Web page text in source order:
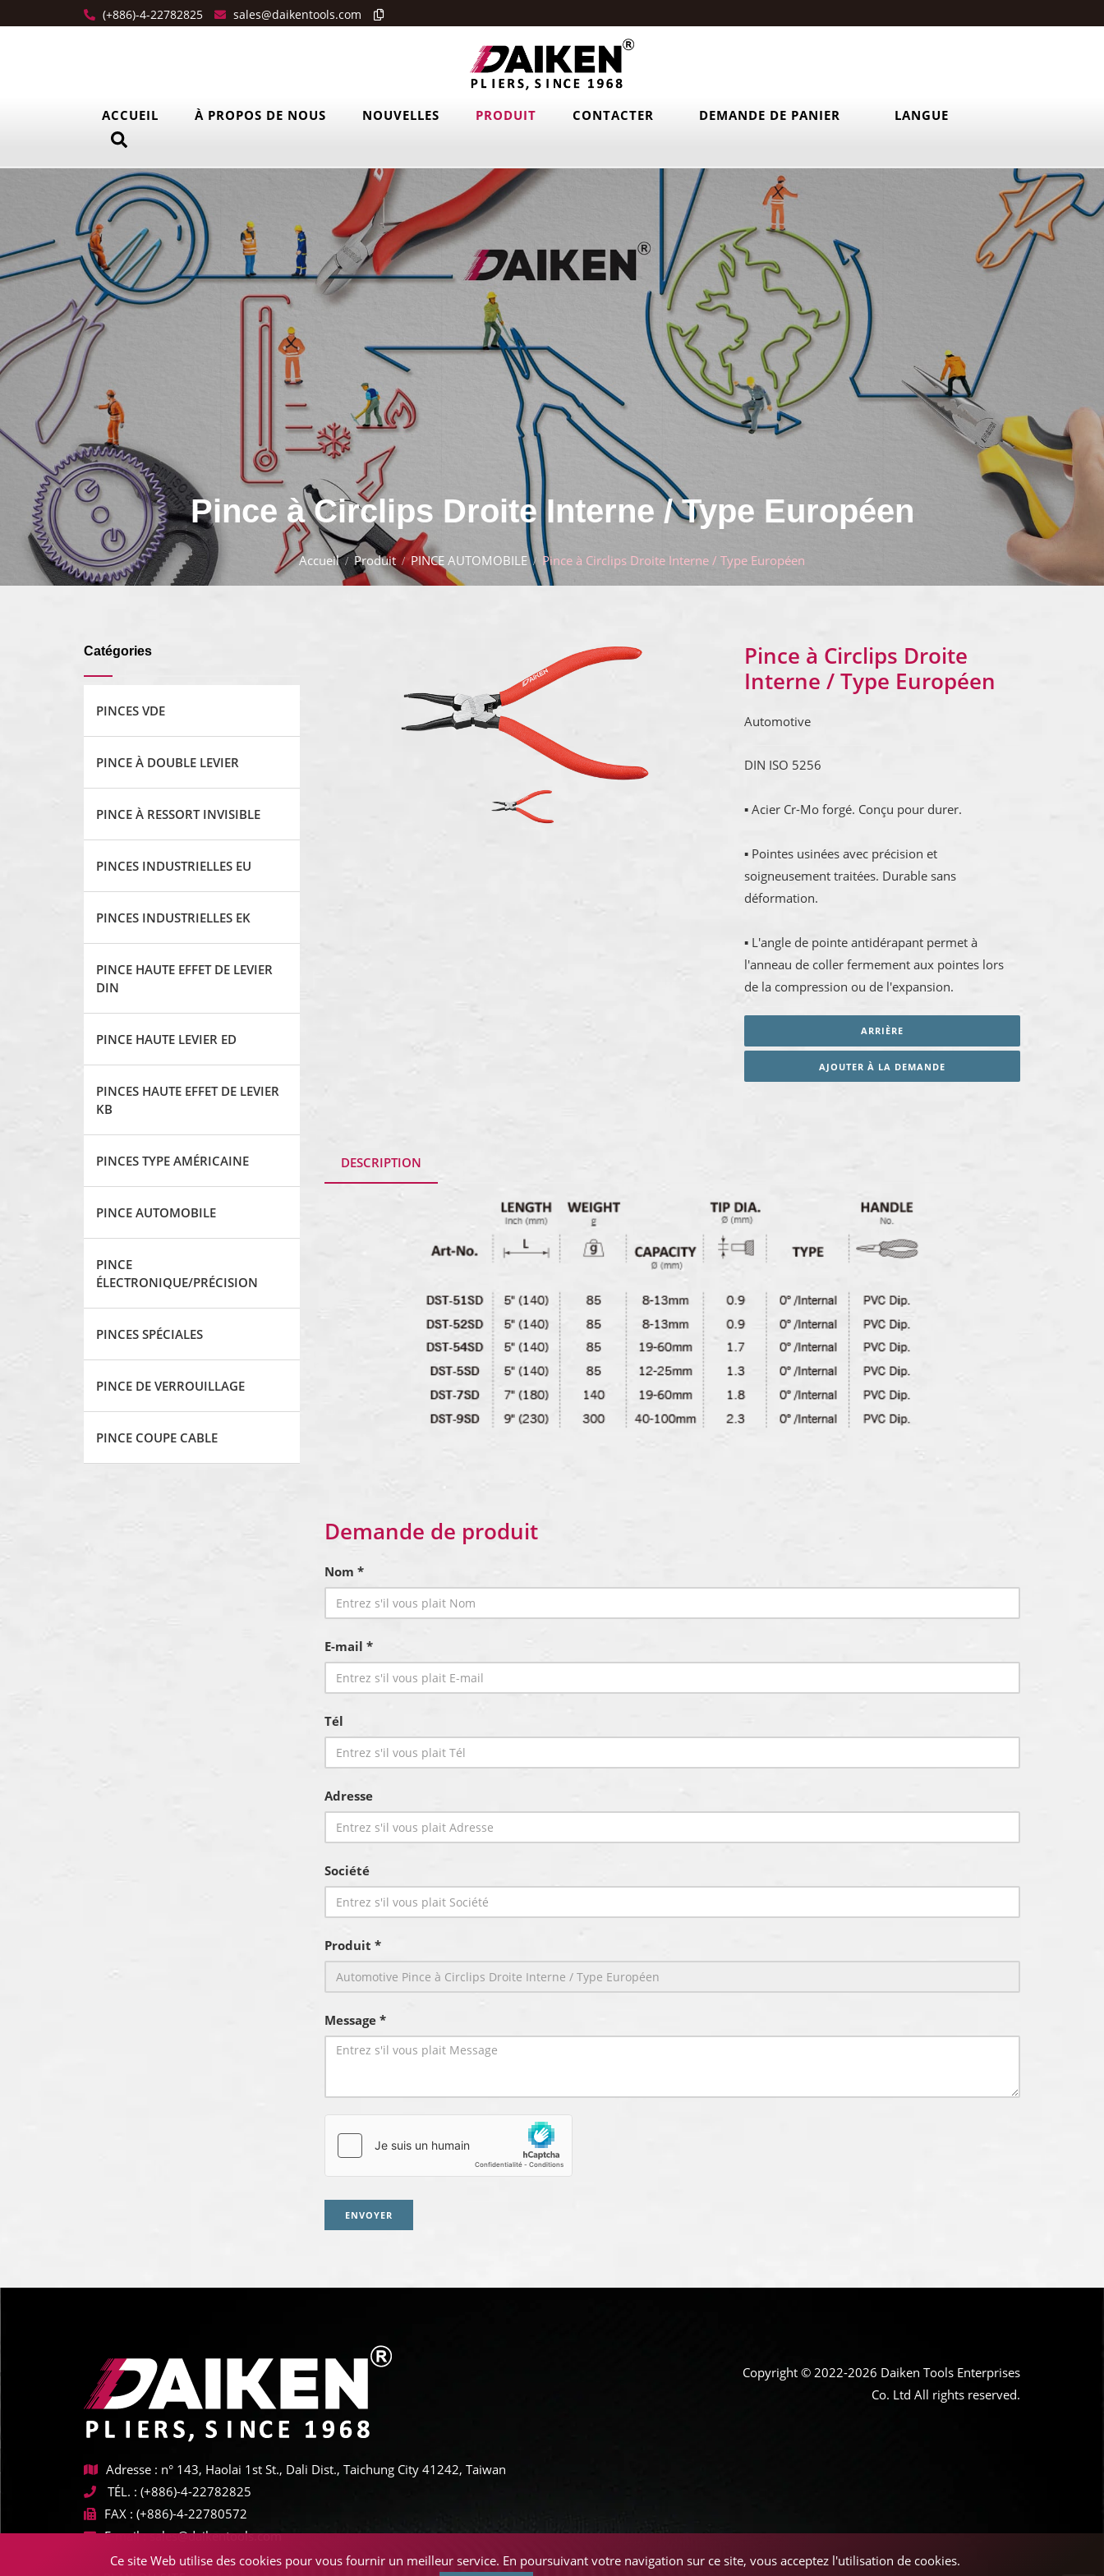
(+886)-4-22782825 sales@daikentools.com
ACCUEIL À PROPOS DE NOUS NOUVELLES PRODUIT CONTACTER DEMANDE DE PANIER LANGUE
Pince à Circlips Droite Interne / Type Européen
Accueil Produit PINCE AUTOMOBILE Pince à Circlips Droite Interne / Type Européen
Catégories
PINCES VDE
PINCE À DOUBLE LEVIER
PINCE À RESSORT INVISIBLE
PINCES INDUSTRIELLES EU
PINCES INDUSTRIELLES EK
PINCE HAUTE EFFET DE LEVIER
DIN
PINCE HAUTE LEVIER ED
PINCES HAUTE EFFET DE LEVIER
KB
PINCES TYPE AMÉRICAINE
PINCE AUTOMOBILE
PINCE
ÉLECTRONIQUE/PRÉCISION
PINCES SPÉCIALES
PINCE DE VERROUILLAGE
PINCE COUPE CABLE
Pince à Circlips Droite
Interne / Type Européen
Automotive
DIN ISO 5256
▪ Acier Cr-Mo forgé. Conçu pour durer.
▪ Pointes usinées avec précision et
soigneusement traitées. Durable sans
déformation.
▪ L'angle de pointe antidérapant permet à
l'anneau de coller fermement aux pointes lors
de la compression ou de l'expansion.
ARRIÈRE
AJOUTER À LA DEMANDE
DESCRIPTION
Demande de produit
Nom *
E-mail *
Tél
Adresse
Société
Produit *
Message *
ENVOYER
Adresse : n° 143, Haolai 1st St., Dali Dist., Taichung City 41242, Taiwan
TÉL. : (+886)-4-22782825
FAX : (+886)-4-22780572
E-mail : sales@daikentools.com
Copyright © 2022-2026 Daiken Tools Enterprises
Co. Ltd All rights reserved.
Ce site Web utilise des cookies pour vous fournir un meilleur service. En poursuivant votre navigation sur ce site, vous acceptez l'utilisation de cookies.